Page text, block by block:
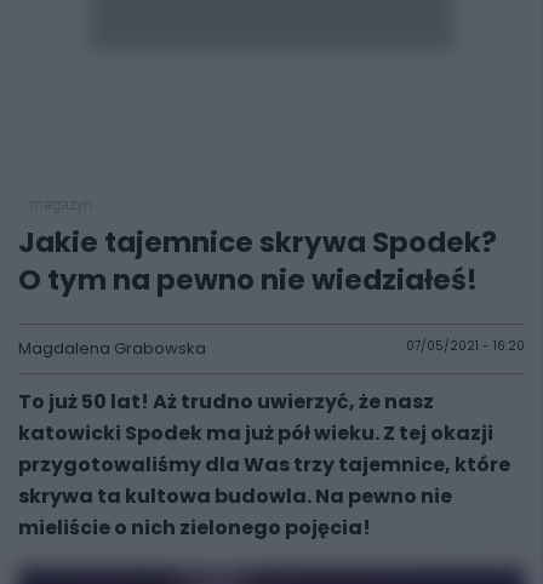
Jakie tajemnice skrywa Spodek?
O tym na pewno nie wiedziałeś!
Magdalena Grabowska 07/05/2021 - 16:20
To już 50 lat! Aż trudno uwierzyć, że nasz
katowicki Spodek ma już pół wieku. Z tej okazji
przygotowaliśmy dla Was trzy tajemnice, które
skrywa ta kultowa budowla. Na pewno nie
mieliście o nich zielonego pojęcia!